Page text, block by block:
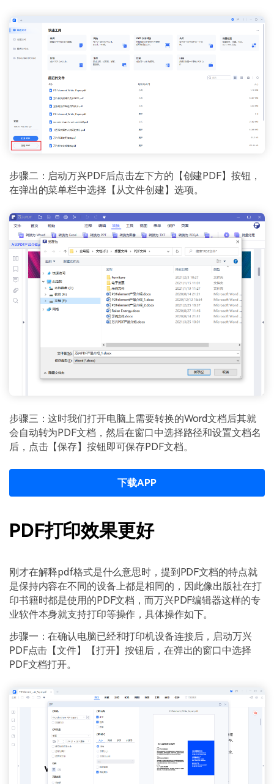
步骤二：启动万兴PDF后点击左下方的【创建PDF】按钮，
在弹出的菜单栏中选择【从文件创建】选项。
步骤三：这时我们打开电脑上需要转换的Word文档后其就
会自动转为PDF文档，然后在窗口中选择路径和设置文档名
后，点击【保存】按钮即可保存PDF文档。
下载APP
PDF打印效果更好
刚才在解释pdf格式是什么意思时，提到PDF文档的特点就
是保持内容在不同的设备上都是相同的，因此像出版社在打
印书籍时都是使用的PDF文档，而万兴PDF编辑器这样的专
业软件本身就支持打印等操作，具体操作如下。
步骤一：在确认电脑已经和打印机设备连接后，启动万兴
PDF点击【文件】【打开】按钮后，在弹出的窗口中选择
PDF文档打开。